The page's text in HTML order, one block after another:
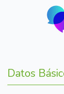
Datos